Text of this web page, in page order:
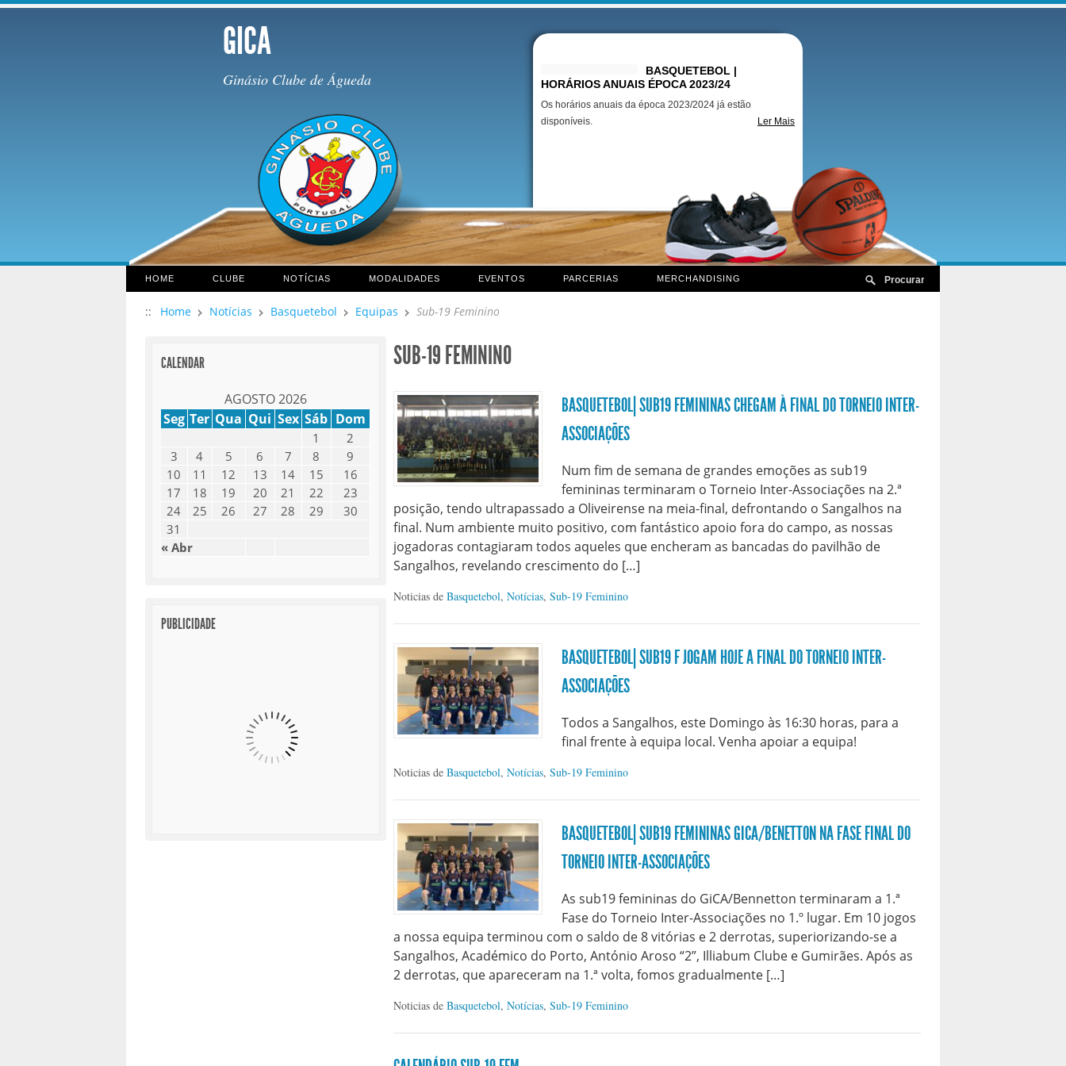
GICA
Ginásio Clube de Águeda
BASQUETEBOL |
HORÁRIOS ANUAIS ÉPOCA 2023/24
Os horários anuais da época 2023/2024 já estão
disponíveis.
Ler Mais
HOME CLUBE NOTÍCIAS MODALIDADES EVENTOS PARCERIAS MERCHANDISING
:: Home Notícias Basquetebol Equipas Sub-19 Feminino
SUB-19 FEMININO
BASQUETEBOL| SUB19 FEMININAS CHEGAM À FINAL DO TORNEIO INTER-
ASSOCIAÇÕES
Num fim de semana de grandes emoções as sub19
femininas terminaram o Torneio Inter-Associações na 2.ª
posição, tendo ultrapassado a Oliveirense na meia-final, defrontando o Sangalhos na
final. Num ambiente muito positivo, com fantástico apoio fora do campo, as nossas
jogadoras contagiaram todos aqueles que encheram as bancadas do pavilhão de
Sangalhos, revelando crescimento do […]
Noticias de Basquetebol, Notícias, Sub-19 Feminino
BASQUETEBOL| SUB19 F JOGAM HOJE A FINAL DO TORNEIO INTER-
ASSOCIAÇÕES
Todos a Sangalhos, este Domingo às 16:30 horas, para a
final frente à equipa local. Venha apoiar a equipa!
Noticias de Basquetebol, Notícias, Sub-19 Feminino
BASQUETEBOL| SUB19 FEMININAS GICA/BENETTON NA FASE FINAL DO
TORNEIO INTER-ASSOCIAÇÕES
As sub19 femininas do GiCA/Bennetton terminaram a 1.ª
Fase do Torneio Inter-Associações no 1.º lugar. Em 10 jogos
a nossa equipa terminou com o saldo de 8 vitórias e 2 derrotas, superiorizando-se a
Sangalhos, Académico do Porto, António Aroso “2”, Illiabum Clube e Gumirães. Após as
2 derrotas, que apareceram na 1.ª volta, fomos gradualmente […]
Noticias de Basquetebol, Notícias, Sub-19 Feminino
CALENDAR
AGOSTO 2026
Seg Ter Qua Qui Sex Sáb Dom
« Abr
1
2
3
4 5 6 7 8
9
10
11 12 13 14 15
16
17
18 19 20 21 22
23
24
25 26 27 28 29
30
31
PUBLICIDADE